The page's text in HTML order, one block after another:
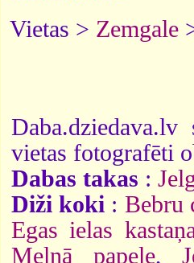
Vietas > Zemgale
vietas fotografēti
Dabas takas :
Diži koki : Bebru
Egas ielas
Melnā papele,